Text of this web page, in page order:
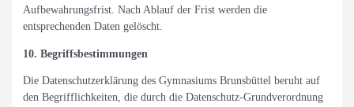
Aufbewahrungsfrist. Nach Ablauf der Frist werden die
entsprechenden Daten gelöscht.
10. Begriffsbestimmungen
Die Datenschutzerklärung des Gymnasiums Brunsbüttel beruht auf
den Begrifflichkeiten, die durch die Datenschutz-Grundverordnung